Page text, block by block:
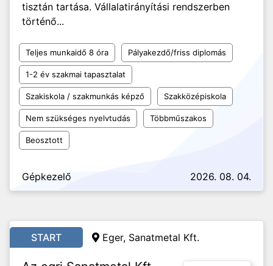
tisztán tartása. Vállalatirányítási rendszerben
történő...
Teljes munkaidő 8 óra Pályakezdő/friss diplomás
1-2 év szakmai tapasztalat
Szakiskola / szakmunkás képző Szakközépiskola
Nem szükséges nyelvtudás Többműszakos
Beosztott
Gépkezelő 2026. 08. 04.
START Eger, Sanatmetal Kft.